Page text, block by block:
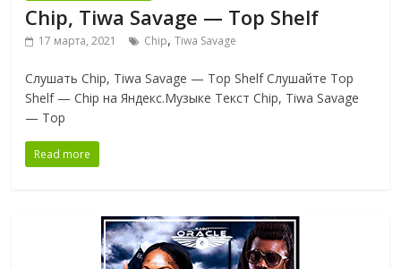
Chip, Tiwa Savage — Top Shelf
17 марта, 2021 Chip,Tiwa Savage
Слушать Chip, Tiwa Savage — Top Shelf Слушайте Top
Shelf — Chip на Яндекс.Музыке Текст Chip, Tiwa Savage
— Top
Read more